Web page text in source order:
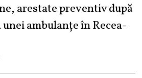
arestate preventiv după
ambulanțe în Recea-